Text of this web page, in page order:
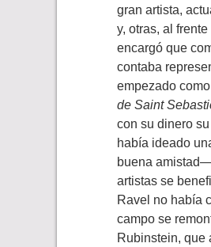
gran artista,
y, otras, al
encargó que
contaba
empezado
de Saint
con su dinero
había ideado
buena
artistas se
Ravel no había
campo se
Rubinstein, que